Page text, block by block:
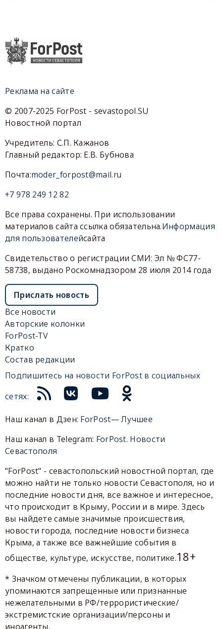
Реклама на сайте
© 2007-2025 ForPost - sevastopol.SU
Новостной портал
Учредитель: С.П. Кажанов
Главный редактор: Е.В. Бубнова
Почта:moder_forpost@mail.ru
+7 978 249 12 82
Все права сохранены. При использовании
материалов сайта ссылка обязательна.Информация
для пользователейсайта
Свидетельство о регистрации СМИ: Эл № ФС77-
58738, выдано Роскомнадзором 28 июля 2014 года
Прислать новость
Все новости
Авторские колонки
ForPost-TV
Кратко
Состав редакции
Подпишитесь на новости ForPost в социальных
сетях:
Наш канал в Дзен: ForPost— Лучшее
Наш канал в Telegram: ForPost. Новости
Севастополя
"ForPost" - севастопольский новостной портал, где
можно найти не только новости Севастополя, но и
последние новости дня, все важное и интересное,
что происходит в Крыму, России и в мире. Здесь
вы найдете самые значимые происшествия,
новости города, последние новости бизнеса
Крыма, а также все важнейшие события в
обществе, культуре, искусстве, политике.18+
* Значком отмечены публикации, в которых
упоминаются запрещенные или признанные
нежелательными в РФ/террористические/
экстремистские организации/персоны и
иноагенты.